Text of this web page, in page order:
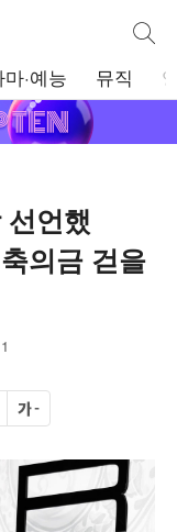
통합
·예능 뮤직
언했
의금 걷을
크게
글자 작게